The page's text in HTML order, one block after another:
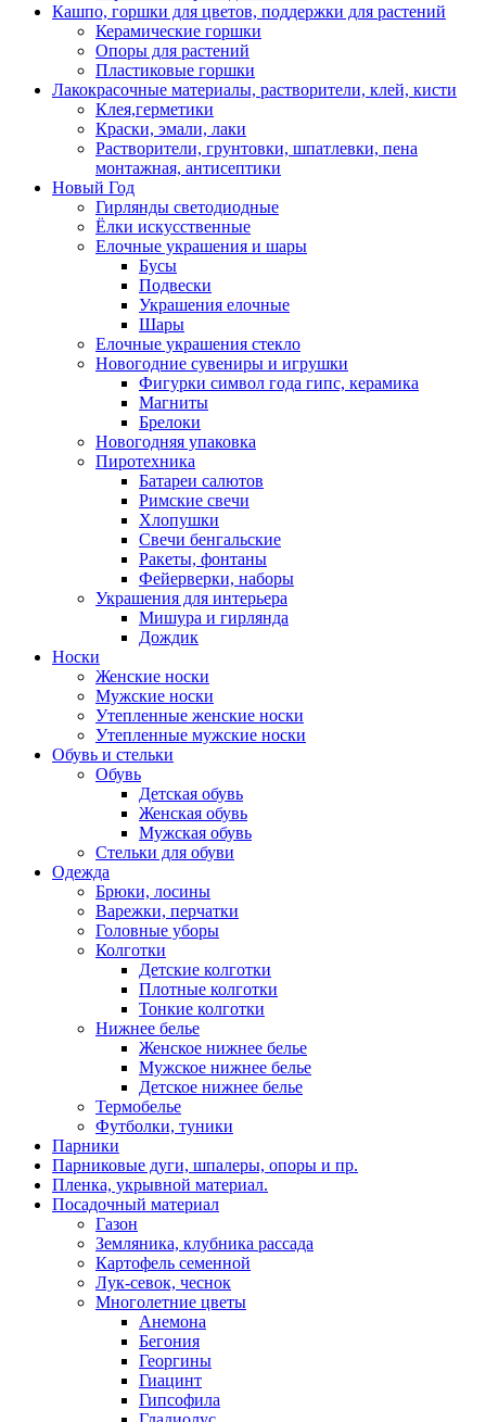
Кашпо, горшки для цветов, поддержки для растений
Керамические горшки
Опоры для растений
Пластиковые горшки
Лакокрасочные материалы, растворители, клей, кисти
Клея,герметики
Краски, эмали, лаки
Растворители, грунтовки, шпатлевки, пена
монтажная, антисептики
Новый Год
Гирлянды светодиодные
Ёлки искусственные
Елочные украшения и шары
Бусы
Подвески
Украшения елочные
Шары
Елочные украшения стекло
Новогодние сувениры и игрушки
Фигурки символ года гипс, керамика
Магниты
Брелоки
Новогодняя упаковка
Пиротехника
Батареи салютов
Римские свечи
Хлопушки
Свечи бенгальские
Ракеты, фонтаны
Фейерверки, наборы
Украшения для интерьера
Мишура и гирлянда
Дождик
Носки
Женские носки
Мужские носки
Утепленные женские носки
Утепленные мужские носки
Обувь и стельки
Обувь
Детская обувь
Женская обувь
Мужская обувь
Стельки для обуви
Одежда
Брюки, лосины
Варежки, перчатки
Головные уборы
Колготки
Детские колготки
Плотные колготки
Тонкие колготки
Нижнее белье
Женское нижнее белье
Мужское нижнее белье
Детское нижнее белье
Термобелье
Футболки, туники
Парники
Парниковые дуги, шпалеры, опоры и пр.
Пленка, укрывной материал.
Посадочный материал
Газон
Земляника, клубника рассада
Картофель семенной
Лук-севок, чеснок
Многолетние цветы
Анемона
Бегония
Георгины
Гиацинт
Гипсофила